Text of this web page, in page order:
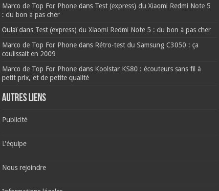
Marco de Top For Phone dans Test (express) du Xiaomi Redmi Note 5
: du bon à pas cher
Oulaïdans Test (express) du Xiaomi Redmi Note 5 : du bon à pas cher
Marco de Top For Phone dans Rétro-test du Samsung C3050 : ça
coulissait en 2009
Marco de Top For Phone dans Koolstar KS80 : écouteurs sans fil à
petit prix, et de petite qualité
AUTRES LIENS
Publicité
L'équipe
Nous rejoindre